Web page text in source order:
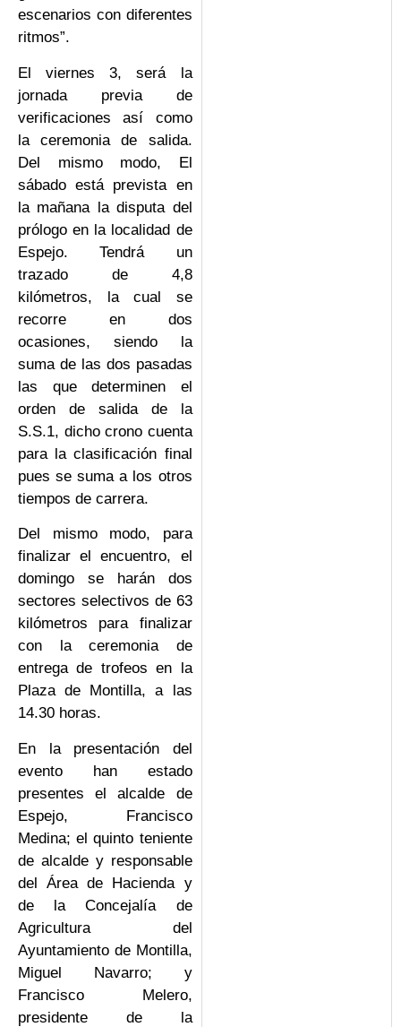
escenarios con diferentes
ritmos”.
El viernes 3, será la
jornada previa de
verificaciones así como
la ceremonia de salida.
Del mismo modo, El
sábado está prevista en
la mañana la disputa del
prólogo en la localidad de
Espejo. Tendrá un
trazado de 4,8
kilómetros, la cual se
recorre en dos
ocasiones, siendo la
suma de las dos pasadas
las que determinen el
orden de salida de la
S.S.1, dicho crono cuenta
para la clasificación final
pues se suma a los otros
tiempos de carrera.
Del mismo modo, para
finalizar el encuentro, el
domingo se harán dos
sectores selectivos de 63
kilómetros para finalizar
con la ceremonia de
entrega de trofeos en la
Plaza de Montilla, a las
14.30 horas.
En la presentación del
evento han estado
presentes el alcalde de
Espejo, Francisco
Medina; el quinto teniente
de alcalde y responsable
del Área de Hacienda y
de la Concejalía de
Agricultura del
Ayuntamiento de Montilla,
Miguel Navarro; y
Francisco Melero,
presidente de la